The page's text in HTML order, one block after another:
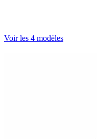
Voir les 4 modèles